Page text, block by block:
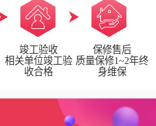
竣工验收
相关单位竣工验
收合格
保修售后
质量保修1~2年终
身维保